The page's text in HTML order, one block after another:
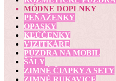
MÓDNE DOPLNKY
PEŇAŽENKY
OPASKY
KĽÚČENKY
VIZITKÁRE
PÚZDRA NA MOBIL
ŠÁLY
ZIMNÉ ČIAPKY A SETY
ZIMNÉ RUKAVICE